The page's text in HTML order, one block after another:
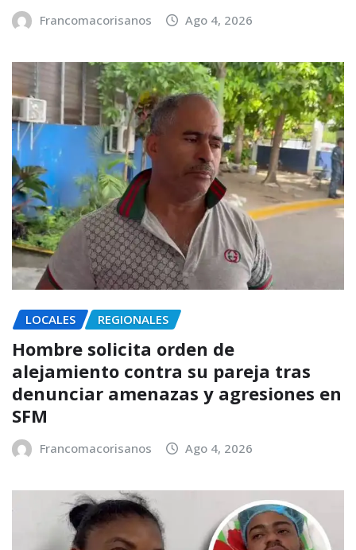
Francomacorisanos Ago 4, 2026
LOCALES REGIONALES
Hombre solicita orden de
alejamiento contra su pareja tras
denunciar amenazas y agresiones en
SFM
Francomacorisanos Ago 4, 2026